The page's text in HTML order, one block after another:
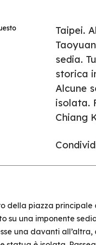
Taipei.
sedia.
storica
Alcune
isolata.
Chiang
della piazza principale
su una imponente
una davanti